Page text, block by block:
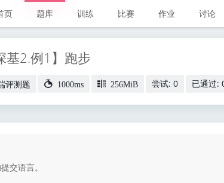
页 题库 训练 比赛 作业 讨论
基2.例1】跑步
评测题 1000ms 256MiB 尝试: 0 已通过:
交语言。